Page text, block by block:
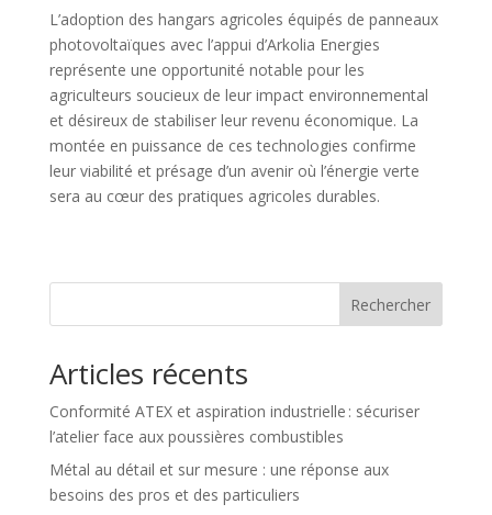
L’adoption des hangars agricoles équipés de panneaux
photovoltaïques avec l’appui d’Arkolia Energies
représente une opportunité notable pour les
agriculteurs soucieux de leur impact environnemental
et désireux de stabiliser leur revenu économique. La
montée en puissance de ces technologies confirme
leur viabilité et présage d’un avenir où l’énergie verte
sera au cœur des pratiques agricoles durables.
Rechercher
Articles récents
Conformité ATEX et aspiration industrielle : sécuriser
l’atelier face aux poussières combustibles
Métal au détail et sur mesure : une réponse aux
besoins des pros et des particuliers